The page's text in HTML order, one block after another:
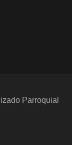
Parroquial